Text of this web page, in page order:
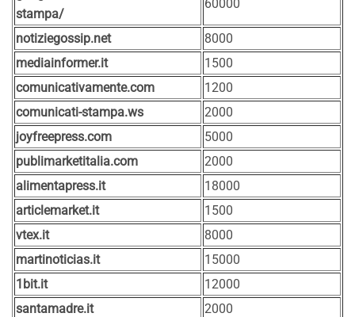
stampa/
60000
notiziegossip.net
8000
mediainformer.it
1500
comunicativamente.com
1200
comunicati-stampa.ws
2000
joyfreepress.com
5000
publimarketitalia.com
2000
alimentapress.it
18000
articlemarket.it
1500
vtex.it
8000
martinoticias.it
15000
1bit.it
12000
santamadre.it
2000